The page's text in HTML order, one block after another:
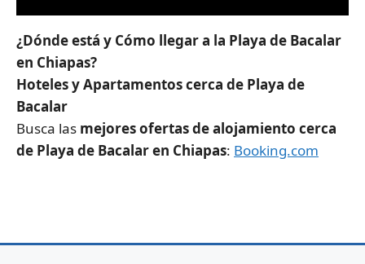
¿Dónde está y Cómo llegar a la Playa de Bacalar
en Chiapas?
Hoteles y Apartamentos cerca de Playa de
Bacalar
Busca las mejores ofertas de alojamiento cerca
de Playa de Bacalar en Chiapas: Booking.com